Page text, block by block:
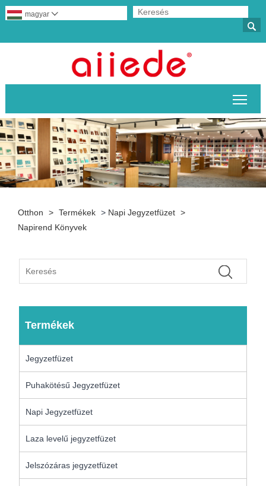

magyar 
Otthon > Termékek > Napi Jegyzetfüzet >
Napirend Könyvek
Termékek
Jegyzetfüzet
Puhakötésű Jegyzetfüzet
Napi Jegyzetfüzet
Laza levelű jegyzetfüzet
Jelszózáras jegyzetfüzet